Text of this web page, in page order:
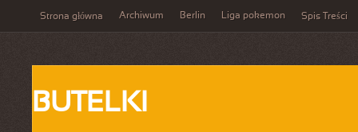
Strona główna Archiwum Berlin Liga pokemon Spis Treści
BUTELKI